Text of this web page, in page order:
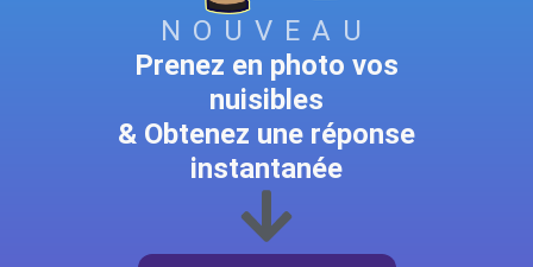
NOUVEAU
Prenez en photo vos
nuisibles
& Obtenez une réponse
instantanée